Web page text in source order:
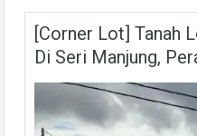
[Corner Lot] Tanah
Di Seri Manjung,